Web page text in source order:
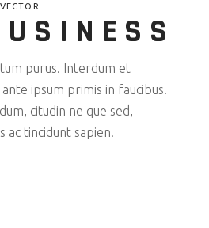
VECTOR
purus. Interdum et
ipsum primis in faucibus.
citudin ne que sed,
ac tincidunt sapien.